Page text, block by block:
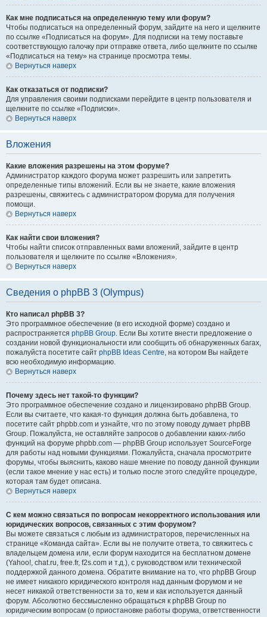
Как мне подписаться на определенную тему или форум?
Чтобы подписаться на определенный форум, зайдите на него и щелкните
по ссылке «Подписаться на форум». Для подписки на тему поставьте
соответствующую галочку при отправке ответа, либо щелкните по ссылке
«Подписаться на тему» на странице просмотра темы.
Вернуться наверх
Как отказаться от подписки?
Для управления своими подписками перейдите в центр пользователя и
щелкните по ссылке «Подписки».
Вернуться наверх
Вложения
Какие вложения разрешены на этом форуме?
Администратор каждого форума может разрешить или запретить
определенные типы вложений. Если вы не знаете, какие вложения
разрешены, свяжитесь с администратором форума для получения
помощи.
Вернуться наверх
Как найти свои вложения?
Чтобы найти список отправленных вами вложений, зайдите в центр
пользователя и щелкните по ссылке «Вложения».
Вернуться наверх
Сведения о phpBB 3 (Olympus)
Кто написал phpBB 3?
Это программное обеспечение (в его исходной форме) создано и
распространяется phpBB Group. Если Вы хотите внести предложение о
создании новой функциональности или сообщить об обнаруженных багах,
пожалуйста посетите сайт phpBB Ideas Centre, на котором Вы найдете
всю необходимую информацию.
Вернуться наверх
Почему здесь нет такой-то функции?
Это программное обеспечение создано и лицензировано phpBB Group.
Если вы считаете, что какая-то функция должна быть добавлена, то
посетите сайт phpbb.com и узнайте, что по этому поводу думает phpBB
Group. Пожалуйста, не оставляйте запросов о добавлении каких-либо
функций на форуме phpbb.com — phpBB Group использует SourceForge
для работы над новыми функциями. Пожалуйста, сначала просмотрите
форумы, чтобы выяснить, каково наше мнение по поводу данной функции
(если такое мнение у нас есть) и только после этого следуйте процедуре,
которая там будет описана.
Вернуться наверх
С кем можно связаться по вопросам некорректного использования или
юридических вопросов, связанных с этим форумом?
Вы можете связаться с любым из администраторов, перечисленных на
странице «Команда сайта». Если вы не получите ответа, то свяжитесь с
владельцем домена или, если форум находится на бесплатном домене
(Yahoo!, chat.ru, free.fr, f2s.com и т.д.), с руководством или технической
поддержкой данного домена. Обратите внимание на то, что phpBB Group
не имеет никакого юридического контроля над данным форумом и не
несет никакой ответственности за то, кем и как используется данный
форум. Абсолютно бессмысленно обращаться к phpBB Group по
юридическим вопросам (о приостановке работы форума, ответственности